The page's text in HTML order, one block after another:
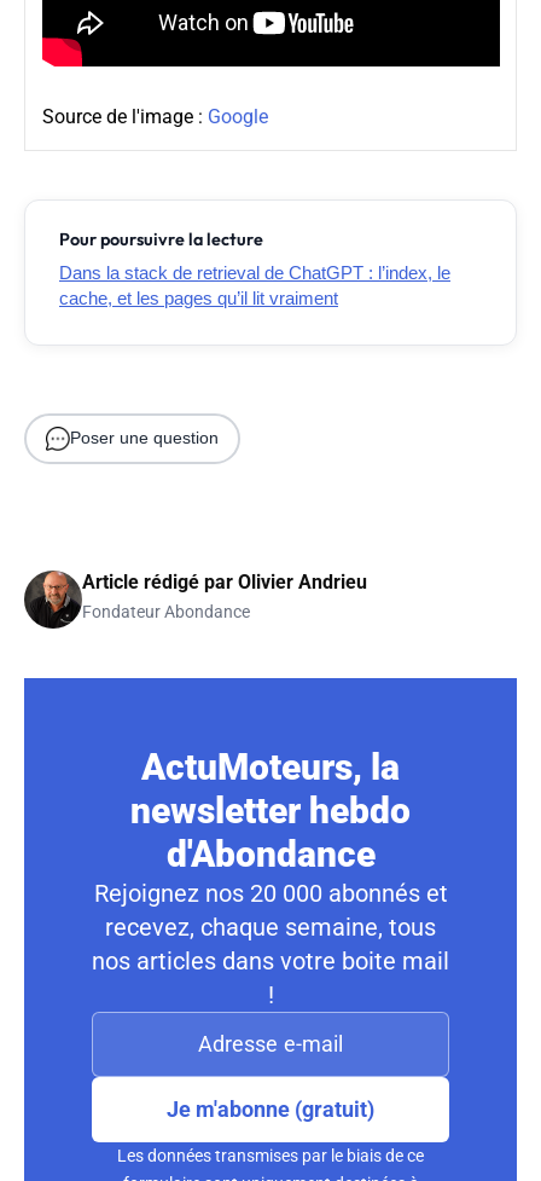
Source de l'image : Google
Pour poursuivre la lecture
Dans la stack de retrieval de ChatGPT : l’index, le
cache, et les pages qu’il lit vraiment
Poser une question
Article rédigé par Olivier Andrieu
Fondateur Abondance
ActuMoteurs, la
newsletter hebdo
d'Abondance
Rejoignez nos 20 000 abonnés et
recevez, chaque semaine, tous
nos articles dans votre boite mail
!
Je m'abonne (gratuit)
Les données transmises par le biais de ce